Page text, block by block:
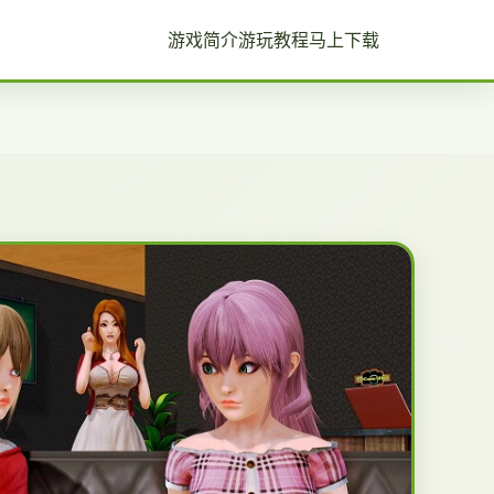
游戏简介游玩教程马上下载